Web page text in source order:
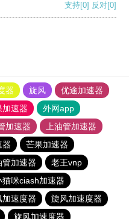
支持[0] 反对[0]
器 旋风
优途加速器
加速器
外网app
加速器
上油管加速器
器
芒果加速器
管加速器
老王vnp
猫咪ciash加速器
加速度器
旋风加速度器
旋风加速度器